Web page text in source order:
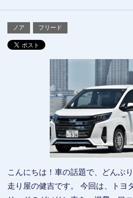
ノア フリード
こんにちは！車の話題で、どんぶ
走り屋の健吉です。 今回は、ト